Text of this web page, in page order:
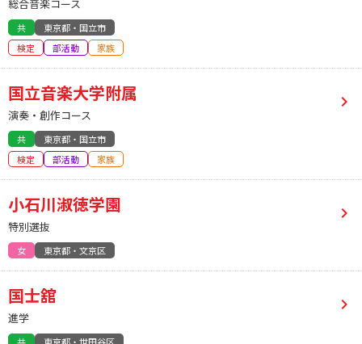
総合音楽コース
共
東京都・国立市
検定
部活動 家族
国立音楽大学附属
演奏・創作コース
共
東京都・国立市
検定
部活動 家族
小石川淑徳学園
特別選抜
女 東京都・文京区
国士舘
進学